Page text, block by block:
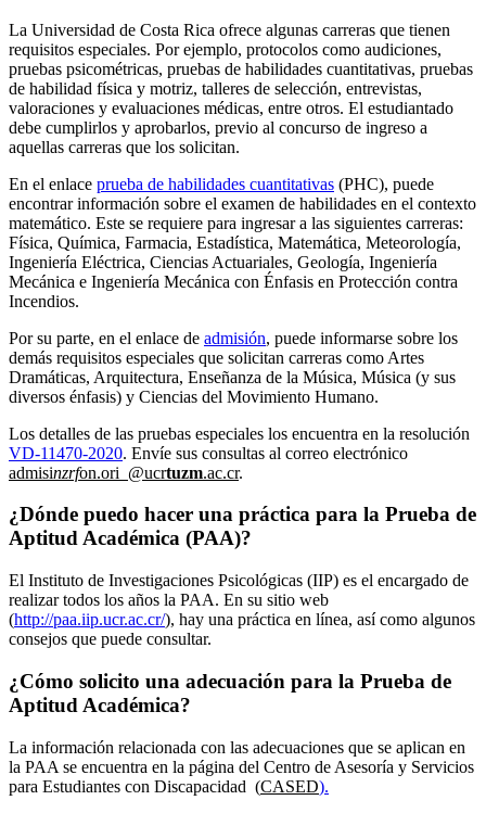
La Universidad de Costa Rica ofrece algunas carreras que tienen
requisitos especiales. Por ejemplo, protocolos como audiciones,
pruebas psicométricas, pruebas de habilidades cuantitativas, pruebas
de habilidad física y motriz, talleres de selección, entrevistas,
valoraciones y evaluaciones médicas, entre otros. El estudiantado
debe cumplirlos y aprobarlos, previo al concurso de ingreso a
aquellas carreras que los solicitan.
En el enlace prueba de habilidades cuantitativas (PHC), puede
encontrar información sobre el examen de habilidades en el contexto
matemático. Este se requiere para ingresar a las siguientes carreras:
Física, Química, Farmacia, Estadística, Matemática, Meteorología,
Ingeniería Eléctrica, Ciencias Actuariales, Geología, Ingeniería
Mecánica e Ingeniería Mecánica con Énfasis en Protección contra
Incendios.
Por su parte, en el enlace de admisión, puede informarse sobre los
demás requisitos especiales que solicitan carreras como Artes
Dramáticas, Arquitectura, Enseñanza de la Música, Música (y sus
diversos énfasis) y Ciencias del Movimiento Humano.
Los detalles de las pruebas especiales los encuentra en la resolución
VD-11470-2020. Envíe sus consultas al correo electrónico
admisinzrfon.ori @ucrtuzm.ac.cr.
¿Dónde puedo hacer una práctica para la Prueba de
Aptitud Académica (PAA)?
El Instituto de Investigaciones Psicológicas (IIP) es el encargado de
realizar todos los años la PAA. En su sitio web
(http://paa.iip.ucr.ac.cr/), hay una práctica en línea, así como algunos
consejos que puede consultar.
¿Cómo solicito una adecuación para la Prueba de
Aptitud Académica?
La información relacionada con las adecuaciones que se aplican en
la PAA se encuentra en la página del Centro de Asesoría y Servicios
para Estudiantes con Discapacidad (CASED).